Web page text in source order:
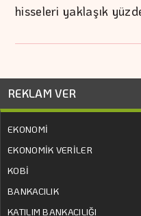
hisseleri yaklaşık
REKLAM VER
EKONOMİ
EKONOMİK VERİLER
KOBİ
BANKACILIK
KATILIM BANKACILIĞI